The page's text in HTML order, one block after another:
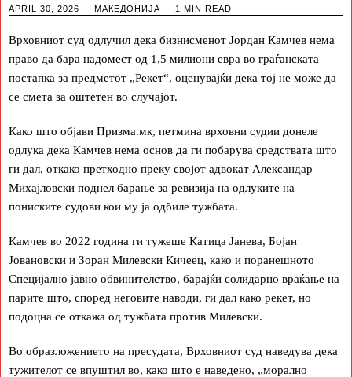
APRIL 30, 2026 МАКЕДОНИЈА 1 MIN READ
Врховниот суд одлучил дека бизнисменот Јордан Камчев нема
право да бара надомест од 1,5 милиони евра во граѓанската
постапка за предметот „Рекет“, оценувајќи дека тој не може да
се смета за оштетен во случајот.
Како што објави Призма.мк, петмина врховни судии донеле
одлука дека Камчев нема основ да ги побарува средствата што
ги дал, откако претходно преку својот адвокат Александар
Михајловски поднел барање за ревизија на одлуките на
пониските судови кои му ја одбиле тужбата.
Камчев во 2022 година ги тужеше Катица Јанева, Бојан
Јовановски и Зоран Милевски Кичеец, како и поранешното
Специјално јавно обвинителство, барајќи солидарно враќање на
парите што, според неговите наводи, ги дал како рекет, но
подоцна се откажа од тужбата против Милевски.
Во образложението на пресудата, Врховниот суд наведува дека
тужителот се впуштил во, како што е наведено, „морално